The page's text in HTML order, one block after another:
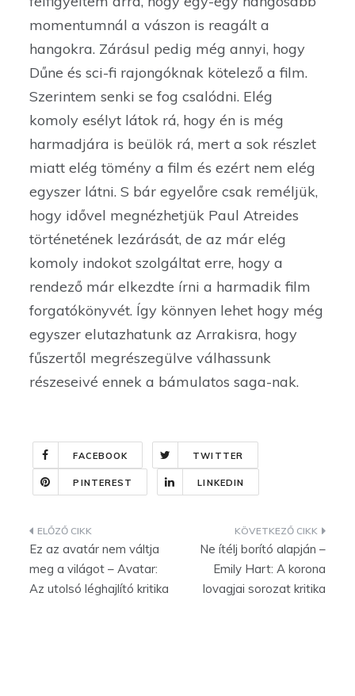
momentumnál a vászon is reagált a
hangokra. Zárásul pedig még annyi, hogy
Dűne és sci-fi rajongóknak kötelező a film.
Szerintem senki se fog csalódni. Elég
komoly esélyt látok rá, hogy én is még
harmadjára is beülök rá, mert a sok részlet
miatt elég tömény a film és ezért nem elég
egyszer látni. S bár egyelőre csak reméljük,
hogy idővel megnézhetjük Paul Atreides
történetének lezárását, de az már elég
komoly indokot szolgáltat erre, hogy a
rendező már elkezdte írni a harmadik film
forgatókönyvét. Így könnyen lehet hogy még
egyszer elutazhatunk az Arrakisra, hogy
fűszertől megrészegülve válhassunk
részeseivé ennek a bámulatos saga-nak.
FACEBOOK TWITTER
PINTEREST LINKEDIN
Bejegyzés
navigáció
Ez az avatár nem váltja
meg a világot – Avatar:
Az utolsó léghajlító kritika
Ne ítélj borító alapján –
Emily Hart: A korona
lovagjai sorozat kritika